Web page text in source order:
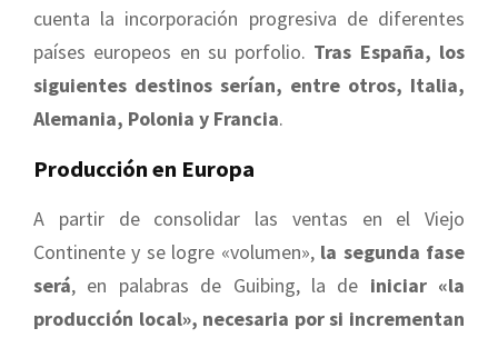
cuenta la incorporación progresiva de diferentes
países europeos en su porfolio. Tras España, los
siguientes destinos serían, entre otros, Italia,
Alemania, Polonia y Francia.
Producción en Europa
A partir de consolidar las ventas en el Viejo
Continente y se logre «volumen», la segunda fase
será, en palabras de Guibing, la de iniciar «la
producción local», necesaria por si incrementan